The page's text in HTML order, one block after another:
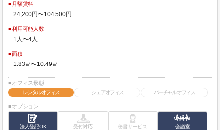
■月額賃料
24,200円〜104,500円
■利用可能人数
1人〜4人
■面積
1.83㎡〜10.49㎡
■オフィス形態
レンタルオフィス
シェアオフィス バーチャルオフィス
■オプション
法人登記OK 受付対応 秘書サービス 会議室